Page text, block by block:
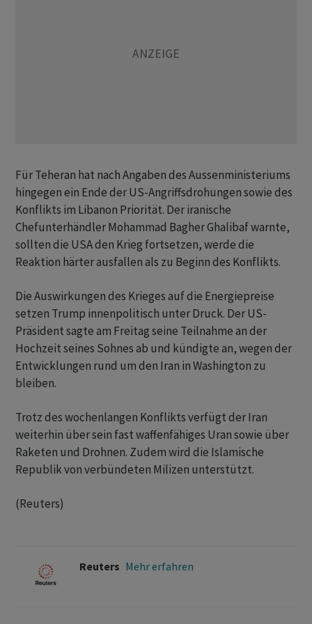
Für Teheran hat nach Angaben des Aussenministeriums
hingegen ein Ende der US-Angriffsdrohungen sowie des
Konflikts im Libanon Priorität. Der iranische
Chefunterhändler ​Mohammad ​Bagher Ghalibaf warnte,
sollten die USA den ⁠Krieg fortsetzen, werde die
Reaktion härter ausfallen als zu ​Beginn des Konflikts.
Die Auswirkungen ⁠des Krieges auf die Energiepreise
setzen Trump innenpolitisch unter Druck. Der US-
Präsident sagte ‌am Freitag seine Teilnahme an der
Hochzeit seines Sohnes ab und kündigte an, wegen der
Entwicklungen rund um den Iran in Washington zu
bleiben. ‌
Trotz des wochenlangen Konflikts verfügt der Iran
weiterhin über sein ​fast waffenfähiges Uran sowie über
Raketen und Drohnen. Zudem wird die Islamische
Republik von verbündeten Milizen unterstützt.
(Reuters)
Reuters Mehr erfahren